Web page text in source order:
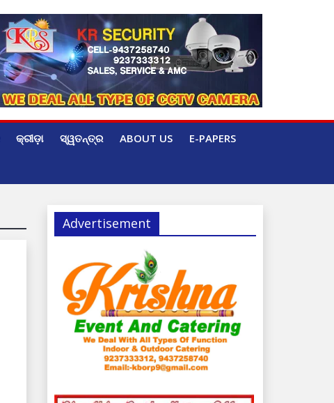
କ୍ରୀଡ଼ା ସ୍ୱତନ୍ତ୍ର ABOUT US E-PAPERS
Advertisement